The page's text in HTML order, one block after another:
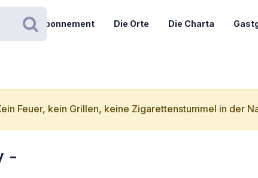
Suchen
Abonnement Die Orte Die Charta
Feuer, kein Grillen, keine Zigarettenstummel in der
-